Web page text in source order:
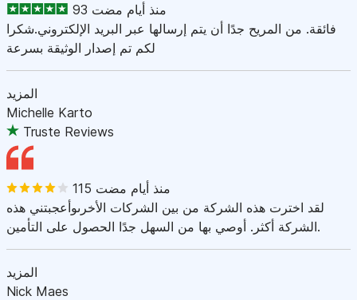
93 منذ أيام مضت
فائقة. من المريح جدًا أن يتم إرسالها عبر البريد الإلكتروني.شكرا
لكم تم إصدار الوثيقة بسرعة
المزيد
Michelle Karto
Truste Reviews
115 منذ أيام مضت
لقد اخترت هذه الشركة من بين الشركات الأخرىوأعجبتني هذه
الشركة أكثر. أوصي بها من السهل جدًا الحصول على التأمين.
المزيد
Nick Maes